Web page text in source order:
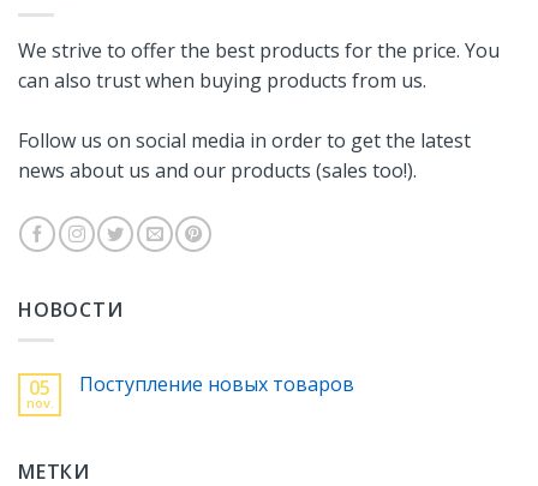
We strive to offer the best products for the price. You
can also trust when buying products from us.
Follow us on social media in order to get the latest
news about us and our products (sales too!).
НОВОСТИ
05
nov.
Поступление новых товаров
МЕТКИ